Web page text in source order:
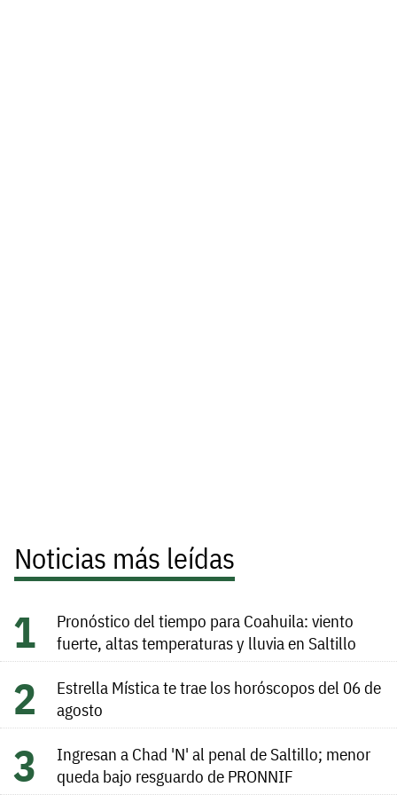
Noticias más leídas
Pronóstico del tiempo para Coahuila: viento
fuerte, altas temperaturas y lluvia en Saltillo
Estrella Mística te trae los horóscopos del 06 de
agosto
Ingresan a Chad 'N' al penal de Saltillo; menor
queda bajo resguardo de PRONNIF